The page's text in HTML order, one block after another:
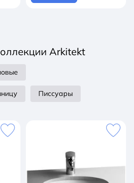
Arkitekt
Писсуары